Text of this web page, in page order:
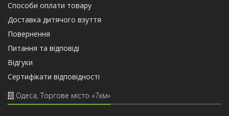
Способи оплати товару
Доставка дитячого взуття
Повернення
Питання та відповіді
Відгуки
Сертифiкати вiдповiдностi
Одеса, Торгове місто «7км»